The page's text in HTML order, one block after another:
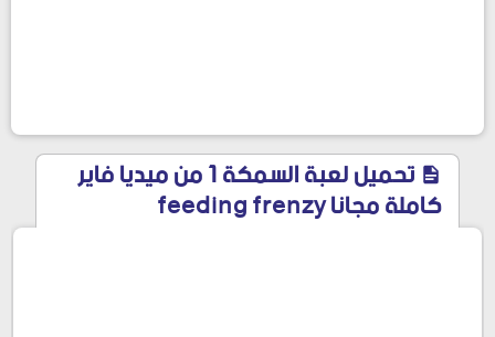
تحميل لعبة السمكة 1 من ميديا فاير
كاملة مجانا feeding frenzy